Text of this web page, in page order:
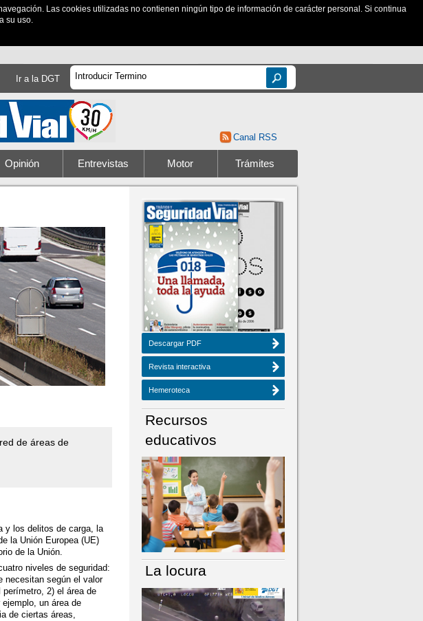
Las cookies utilizadas no contienen ningún tipo de información de carácter personal. Si continua
su uso.
Ir a la DGT
Canal RSS
Opinión Entrevistas Motor Trámites
de áreas de
y los delitos de carga, la
la Unión Europea (UE)
de la Unión.
niveles de seguridad:
necesitan según el valor
2) el área de
un área de
de ciertas áreas,
Descargar PDF
Revista interactiva
Hemeroteca
Recursos
educativos
La locura